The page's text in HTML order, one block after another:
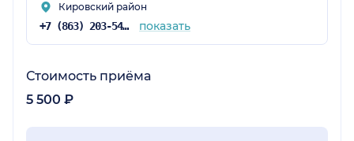
Кировский район
+7 (863) 203-54-66 показать
Стоимость приёма
5 500 ₽